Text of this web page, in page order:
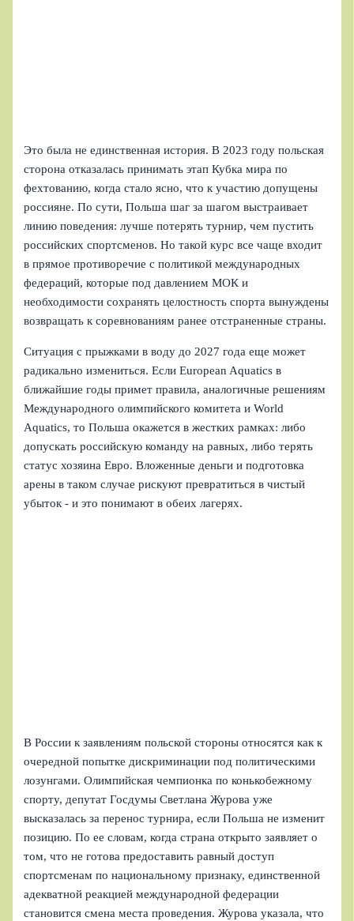
Это была не единственная история. В 2023 году польская
сторона отказалась принимать этап Кубка мира по
фехтованию, когда стало ясно, что к участию допущены
россияне. По сути, Польша шаг за шагом выстраивает
линию поведения: лучше потерять турнир, чем пустить
российских спортсменов. Но такой курс все чаще входит
в прямое противоречие с политикой международных
федераций, которые под давлением МОК и
необходимости сохранять целостность спорта вынуждены
возвращать к соревнованиям ранее отстраненные страны.
Ситуация с прыжками в воду до 2027 года еще может
радикально измениться. Если European Aquatics в
ближайшие годы примет правила, аналогичные решениям
Международного олимпийского комитета и World
Aquatics, то Польша окажется в жестких рамках: либо
допускать российскую команду на равных, либо терять
статус хозяина Евро. Вложенные деньги и подготовка
арены в таком случае рискуют превратиться в чистый
убыток - и это понимают в обеих лагерях.
В России к заявлениям польской стороны относятся как к
очередной попытке дискриминации под политическими
лозунгами. Олимпийская чемпионка по конькобежному
спорту, депутат Госдумы Светлана Журова уже
высказалась за перенос турнира, если Польша не изменит
позицию. По ее словам, когда страна открыто заявляет о
том, что не готова предоставить равный доступ
спортсменам по национальному признаку, единственной
адекватной реакцией международной федерации
становится смена места проведения. Журова указала, что